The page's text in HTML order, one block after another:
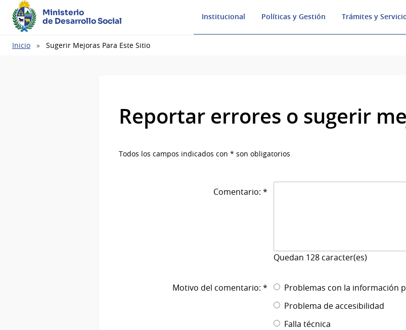
Ministerio
de Desarrollo Social
Institucional Políticas y Gestión Trámites y
Ruta
Inicio Sugerir Mejoras Para Este Sitio
Reportar errores o sugerir
Todos los campos indicados con * son obligatorios
Comentario: *
Quedan 128 caracter(es)
Motivo del comentario: *
Problemas con la información
Problema de accesibilidad
Falla técnica